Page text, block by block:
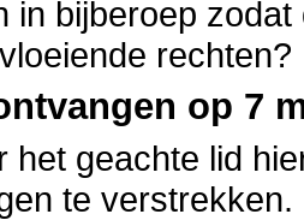
in bijberoep
rechten?
op 7
het geachte lid
te verstrekken.